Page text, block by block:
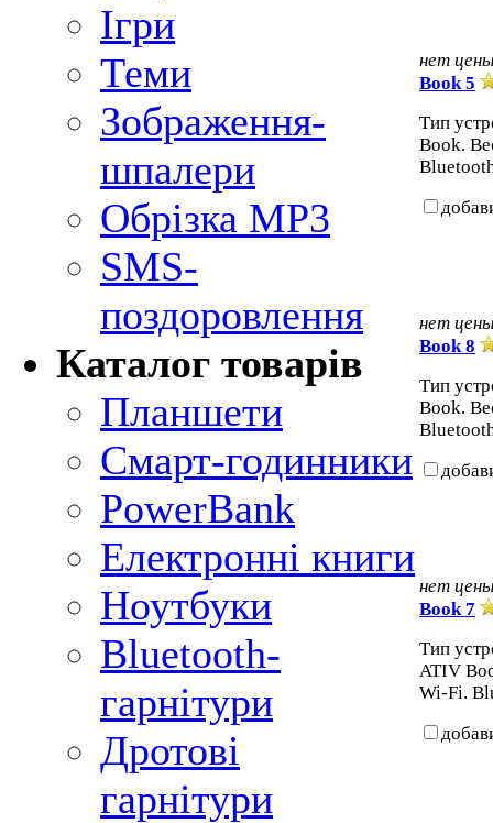
Ігри
Теми
Зображення-
шпалери
Обрізка MP3
SMS-
поздоровлення
Каталог товарів
Планшети
Смарт-годинники
PowerBank
Електронні книги
Ноутбуки
Bluetooth-
гарнітури
Дротові
гарнітури
нет
Book 5
Тип
Book.
нет
Book 8
Тип
Book.
нет
Book 7
Тип
ATIV
Wi-Fi.